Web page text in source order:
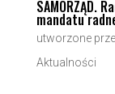
SAMORZĄD.
mandatu
utworzone
Aktualności